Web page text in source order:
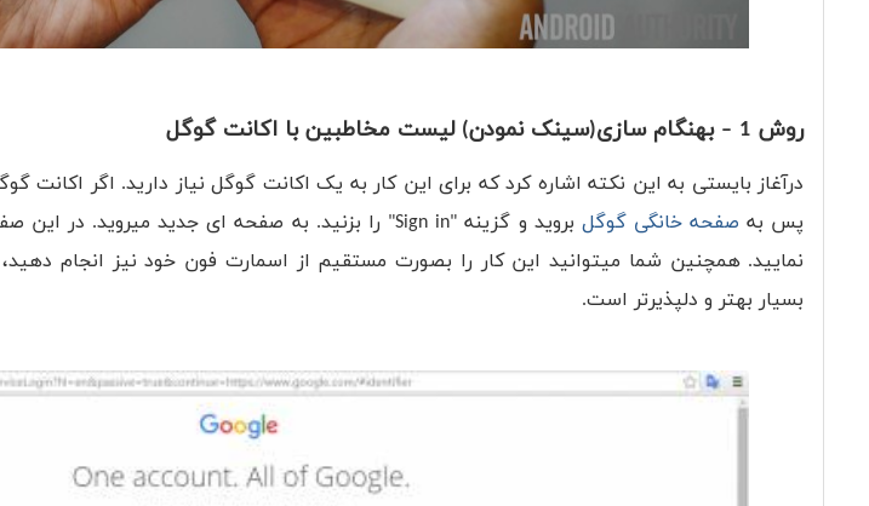
روش 1 – بهنگام سازی(سینک نمودن) لیست مخاطبین با اکانت گوگل
درآغاز بایستی به این نکته اشاره کرد که برای این کار به یک اکانت گوگل نیاز دارید. اگر اکانت
پس به صفحه خانگی گوگل
نمایید. همچنین شما میتوانید این کار را بصورت مستقیم از اسمارت فون خود نیز انجام
بسیار بهتر و دلپذیرتر است.